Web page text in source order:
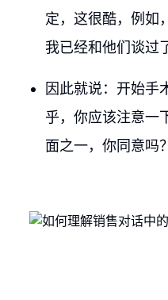
定，这很酷，例如
我已经和他们谈过
因此就说：开始手
乎，你应该注意一
面之一，你同意吗？